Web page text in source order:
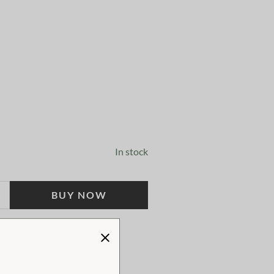
In stock
BUY NOW
1-4 WORKING DAYS!
CHECKOUT!